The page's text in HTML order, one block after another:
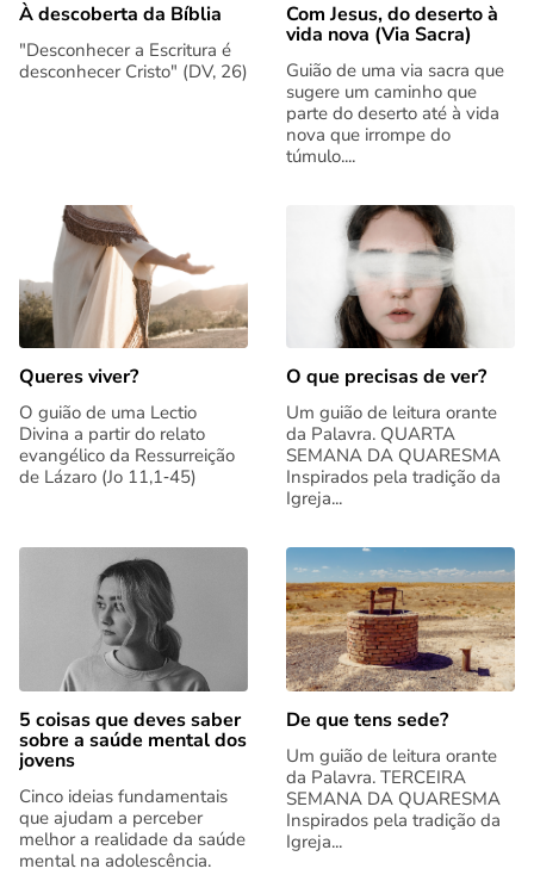
À descoberta da Bíblia
"Desconhecer a Escritura é
desconhecer Cristo" (DV, 26)
Com Jesus, do deserto à
vida nova (Via Sacra)
Guião de uma via sacra que
sugere um caminho que
parte do deserto até à vida
nova que irrompe do
túmulo....
Queres viver?
O guião de uma Lectio
Divina a partir do relato
evangélico da Ressurreição
de Lázaro (Jo 11,1‑45)
O que precisas de ver?
Um guião de leitura orante
da Palavra. QUARTA
SEMANA DA QUARESMA
Inspirados pela tradição da
Igreja...
5 coisas que deves saber
sobre a saúde mental dos
jovens
Cinco ideias fundamentais
que ajudam a perceber
melhor a realidade da saúde
mental na adolescência.
De que tens sede?
Um guião de leitura orante
da Palavra. TERCEIRA
SEMANA DA QUARESMA
Inspirados pela tradição da
Igreja...